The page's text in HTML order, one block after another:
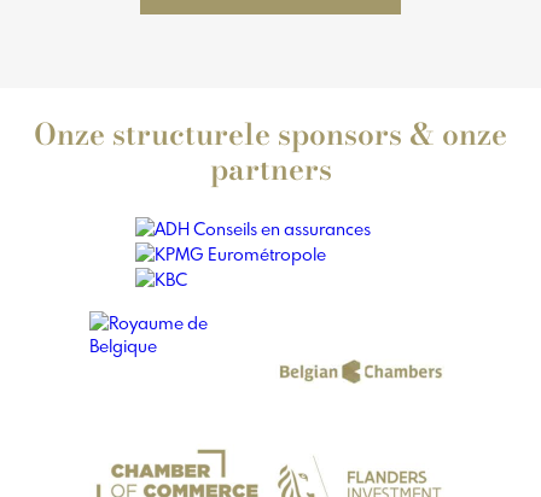
Onze structurele sponsors & onze
partners